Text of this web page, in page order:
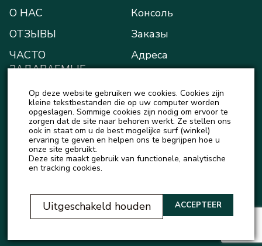
О НАС
ОТЗЫВЫ
ЧАСТО
ЗАДАВАЕМЫЕ
БЛОГ
НОВОСТИ
Консоль
Заказы
Адреса
Мой кошелёк
Детали учётной записи
Выход
Op deze website gebruiken we cookies. Cookies zijn
kleine tekstbestanden die op uw computer worden
opgeslagen. Sommige cookies zijn nodig om ervoor te
zorgen dat de site naar behoren werkt. Ze stellen ons
ook in staat om u de best mogelijke surf (winkel)
ervaring te geven en helpen ons te begrijpen hoe u
onze site gebruikt.
Deze site maakt gebruik van functionele, analytische
en tracking cookies.
ACCEPTEER
Uitgeschakeld houden